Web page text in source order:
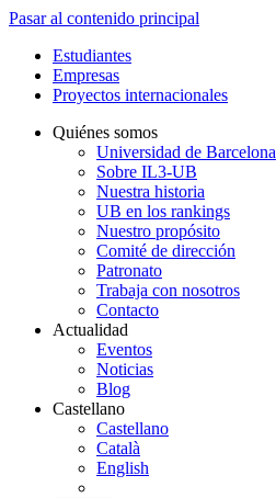
Pasar al contenido principal
Estudiantes
Empresas
Proyectos internacionales
Quiénes somos
Universidad de Barcelona
Sobre IL3-UB
Nuestra historia
UB en los rankings
Nuestro propósito
Comité de dirección
Patronato
Trabaja con nosotros
Contacto
Actualidad
Eventos
Noticias
Blog
Castellano
Castellano
Català
English